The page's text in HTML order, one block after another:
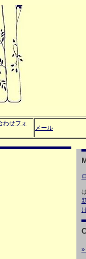
わせフォ
メール
»